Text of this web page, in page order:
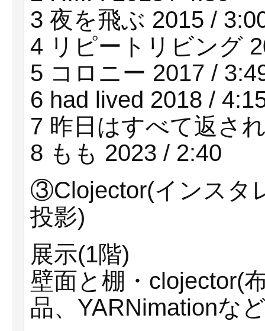
3 夜を飛ぶ 2015 /
4 リピートリビング
5 コロニー 2017 /
6 had lived 2018 /
7 昨日はすべて返さ
8 もも 2023 / 2:40
③Clojector(インスタ
投影)
展示(1階)
壁面と棚・clojector(
品、YARNimationな